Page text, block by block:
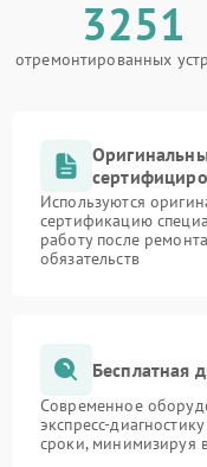
3251
отремонтированных
Используются
сертификацию
работу после
обязательств
Бесплатная
Современное
экспресс-
сроки, минимизируя